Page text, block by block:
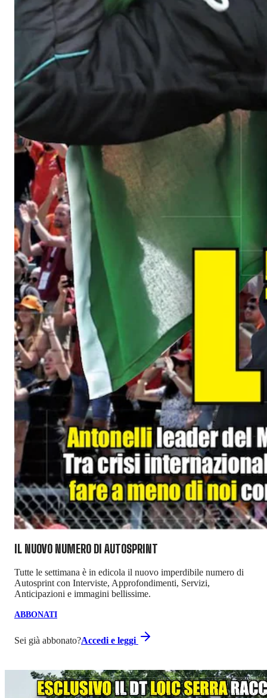
IL NUOVO NUMERO DI AUTOSPRINT
Tutte le settimana è in edicola il nuovo imperdibile numero di
Autosprint con Interviste, Approfondimenti, Servizi,
Anticipazioni e immagini bellissime.
ABBONATI
Sei già abbonato?Accedi e leggi